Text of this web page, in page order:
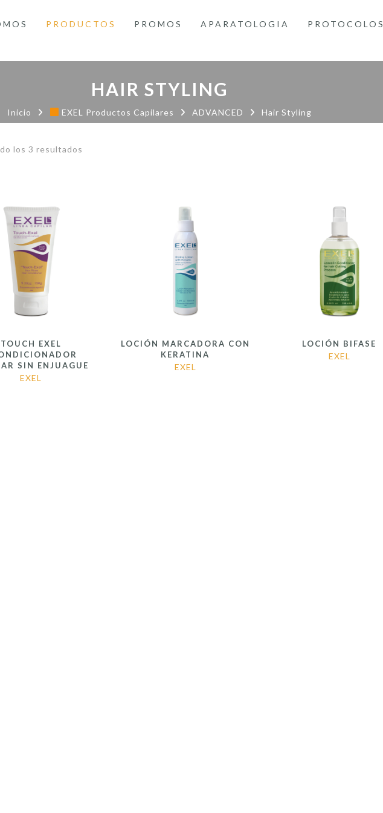
PRODUCTOS PROMOS APARATOLOGIA PROTOCOLOS
HAIR STYLING
Inicio EXEL Productos Capilares ADVANCED Hair Styling
los 3 resultados
TOUCH EXEL
SIN ENJUAGUE
EXEL
LOCIÓN MARCADORA CON
KERATINA
EXEL
LOCIÓN BIFASE
EXEL